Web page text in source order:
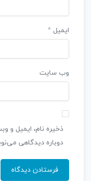
ایمیل *
وب‌ سایت
ذخیره نام، ایمیل و
دوباره دیدگاهی